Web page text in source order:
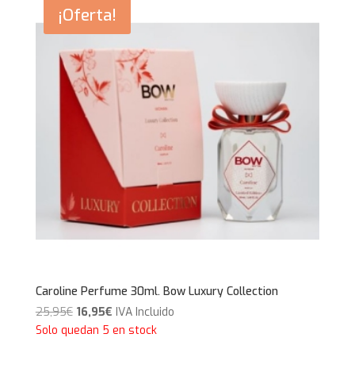
¡Oferta!
Caroline Perfume 30ml. Bow Luxury Collection
25,95€ El
precio
16,95€El
precio
IVA Incluido
Solo quedan 5 en stock